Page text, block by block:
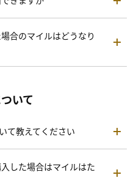
合のマイルはどうなり
いて
て教えてください
した場合はマイルはた